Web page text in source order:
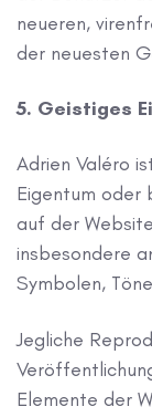
neueren,
der neuesten
5. Geistiges
Adrien Valéro
Eigentum oder
auf der
insbesondere
Symbolen,
Jegliche
Elemente der